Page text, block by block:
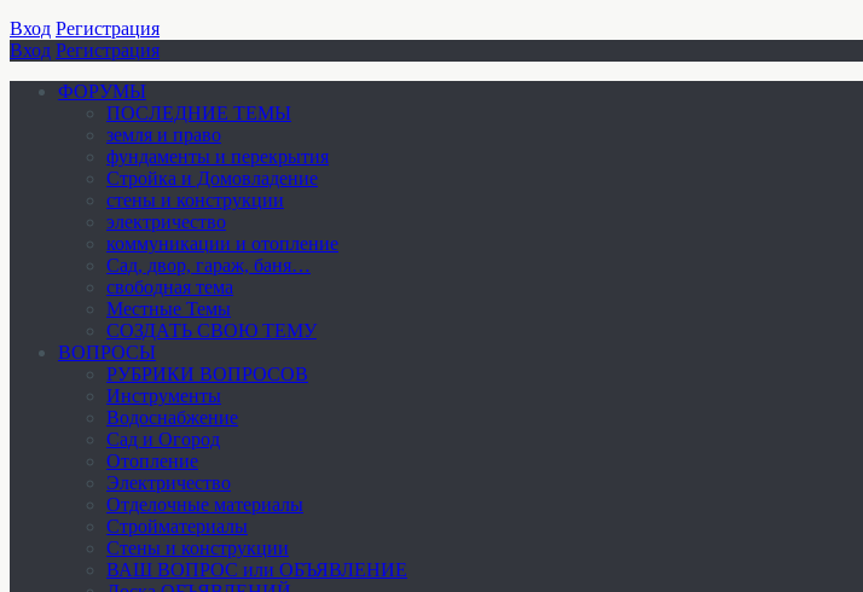
Вход Регистрация
Вход Регистрация
ФОРУМЫ
ПОСЛЕДНИЕ ТЕМЫ
земля и право
фундаменты и перекрытия
Стройка и Домовладение
стены и конструкции
электричество
коммуникации и отопление
Cад, двор, гараж, баня…
свободная тема
Местные Темы
СОЗДАТЬ СВОЮ ТЕМУ
ВОПРОСЫ
РУБРИКИ ВОПРОСОВ
Инструменты
Водоснабжение
Сад и Огород
Отопление
Электричество
Отделочные материалы
Стройматериалы
Стены и конструкции
ВАШ ВОПРОС или ОБЪЯВЛЕНИЕ